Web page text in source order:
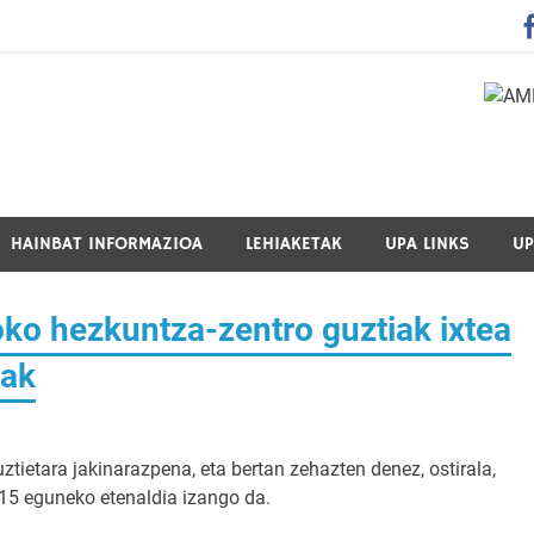
HAINBAT INFORMAZIOA LEHIAKETAK UPA LINKS
hezkuntza-zentro guztiak ixtea
jakinarazpena, eta bertan zehazten denez, ostirala,
eguneko etenaldia izango da.